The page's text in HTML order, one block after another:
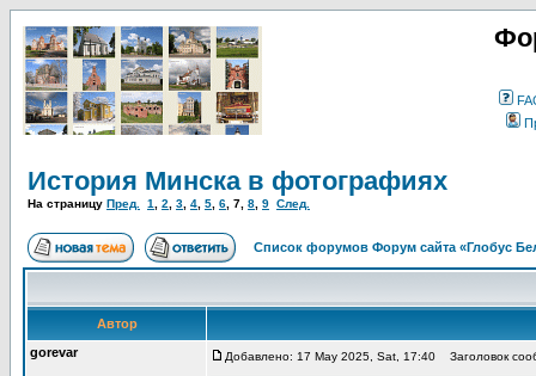
История Минска в фотографиях
На страницу Пред. 1 2 3 4 5 6 7 8 9 След.
Список форумов Форум сайта «Глобус
Автор
gorevar
Добавлено: 17 May 2025, Sat, 17:40 Заголовок